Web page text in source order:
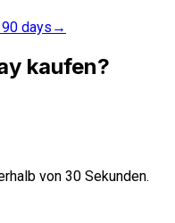
90 days →
kaufen?
von 30 Sekunden.